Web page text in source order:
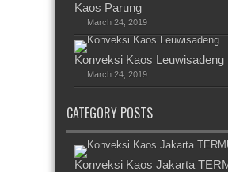
Kaos Parung
March 24, 2019
Konveksi Kaos Leuwisadeng
March 24, 2019
CATEGORY POSTS
Konveksi Kaos Jakarta